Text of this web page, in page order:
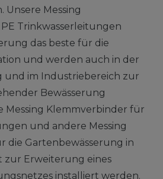
Unsere Messing
Trinkwasserleitungen
das beste für die
und werden auch in der
und im Industriebereich zur
Bewässerung
Messing Klemmverbinder für
und andere Messing
die Gartenbewässerung in
zur Erweiterung eines
installiert werden.